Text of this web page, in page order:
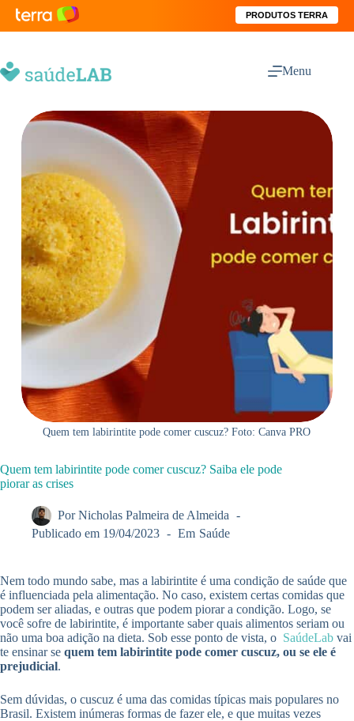
PRODUTOS TERRA
Menu
Quem tem labirintite pode comer cuscuz? Foto: Canva PRO
Quem tem labirintite pode comer cuscuz? Saiba ele pode
piorar as crises
Por Nicholas Palmeira de Almeida
Publicado em 19/04/2023 Em Saúde
Nem todo mundo sabe, mas a labirintite é uma condição de saúde que
é influenciada pela alimentação. No caso, existem certas comidas que
podem ser aliadas, e outras que podem piorar a condição. Logo, se
você sofre de labirintite, é importante saber quais alimentos seriam ou
não uma boa adição na dieta. Sob esse ponto de vista, o SaúdeLab vai
te ensinar se quem tem labirintite pode comer cuscuz, ou se ele é
prejudicial.
Sem dúvidas, o cuscuz é uma das comidas típicas mais populares no
Brasil. Existem inúmeras formas de fazer ele, e que muitas vezes